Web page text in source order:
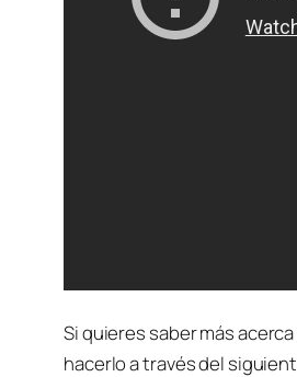
Si quieres saber más
hacerlo a través del